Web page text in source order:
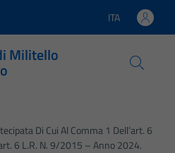
Lingua attiva:
ITA
Militello
Di Cui Al Comma 1 Dell’art. 6
6 L.r. N. 9/2015 – Anno 2024.